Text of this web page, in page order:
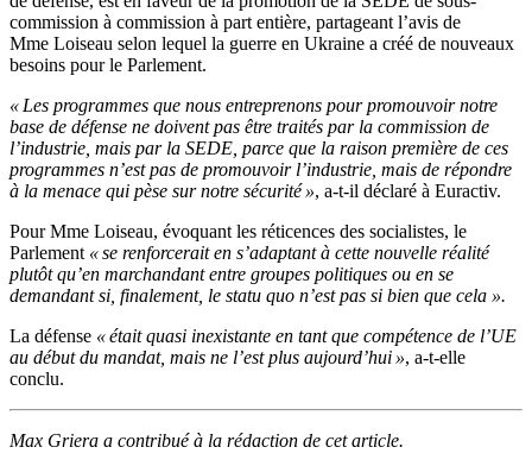
commission à commission à part entière, partageant l’avis de
Mme Loiseau selon lequel la guerre en Ukraine a créé de nouveaux
besoins pour le Parlement.
« Les programmes que nous entreprenons pour promouvoir notre
base de défense ne doivent pas être traités par la commission de
l’industrie, mais par la SEDE, parce que la raison première de ces
programmes n’est pas de promouvoir l’industrie, mais de répondre
à la menace qui pèse sur notre sécurité », a-t-il déclaré à Euractiv.
Pour Mme Loiseau, évoquant les réticences des socialistes, le
Parlement « se renforcerait en s’adaptant à cette nouvelle réalité
plutôt qu’en marchandant entre groupes politiques ou en se
demandant si, finalement, le statu quo n’est pas si bien que cela ».
La défense « était quasi inexistante en tant que compétence de l’UE
au début du mandat, mais ne l’est plus aujourd’hui », a-t-elle
conclu.
Max Griera a contribué à la rédaction de cet article.